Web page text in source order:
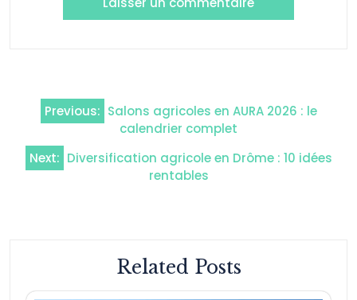
Navigation
l’article
Previous: Salons agricoles en AURA 2026 : le
calendrier complet
Next: Diversification agricole en Drôme : 10 idées
rentables
Related Posts